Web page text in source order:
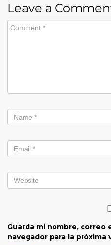
Leave a
Guarda mi nombre,
navegador para la próxima